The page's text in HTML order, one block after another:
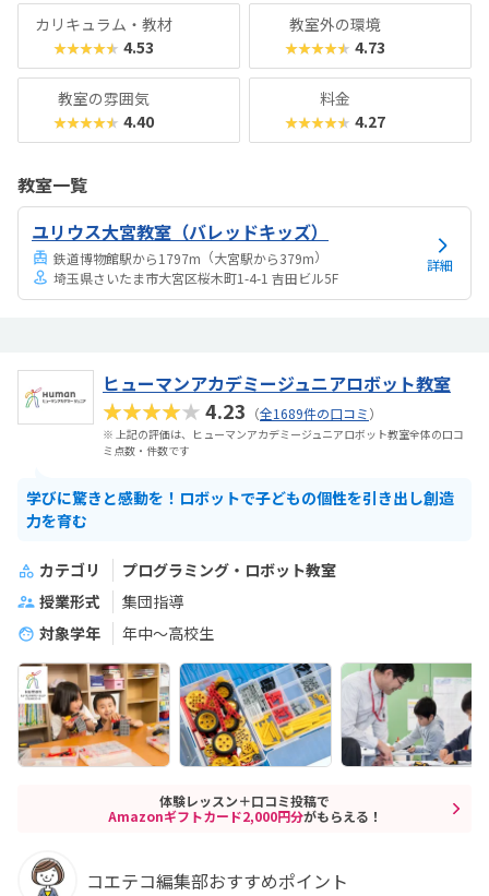
カリキュラム・教材
★★★★★ 4.53
教室外の環境
★★★★★ 4.73
教室の雰囲気
★★★★★ 4.40
料金
★★★★★ 4.27
教室一覧
ユリウス大宮教室（バレッドキッズ）
鉄道博物館駅から1797m （大宮駅から379m）
埼玉県さいたま市大宮区桜木町1-4-1 吉田ビル5F
詳細
ヒューマンアカデミージュニアロボット教室
★★★★★4.23 （全1689件の口コミ）
※ 上記の評価は、ヒューマンアカデミージュニアロボット教室全体の口コ
ミ点数・件数です
学びに驚きと感動を！ロボットで子どもの個性を引き出し創造
力を育む
カテゴリ
プログラミング・ロボット教室
授業形式
集団指導
対象学年
年中～高校生
体験レッスン＋口コミ投稿で
Amazonギフトカード2,000円分がもらえる！
コエテコ編集部おすすめポイント